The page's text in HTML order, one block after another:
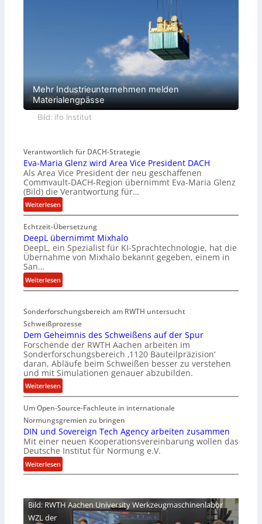
Mehr Industrieunternehmen melden
Materialengpässe
Bild: ifo Institut
Verantwortlich für DACH-Strategie
Eva-Maria Glenz wird Area Vice President DACH
Als Area Vice President der neu geschaffenen
Commvault-DACH-Region übernimmt Eva-Maria Glenz
(Bild) die Verantwortung für…
Weiterlesen:
E
v
a
-
M
a
r
i
G
l
e
n
z
w
i
r
d
r
e
a
V
i
P
Echtzeit-Übersetzung
DeepL übernimmt Mixhalo
DeepL, ein Spezialist für KI-Sprachtechnologie, hat die
Übernahme von Mixhalo bekannt gegeben, einem in
San…
Weiterlesen:
D
e
p
L
ü
b
e
r
n
m
m
t
M
i
x
l
Sonderforschungsbereich am RWTH untersucht
Schweißprozesse
Dem Geheimnis des Schweißens auf der Spur
Forschende der RWTH Aachen arbeiten im
Sonderforschungsbereich ‚1120 Bauteilpräzision‘
daran, Abläufe beim Schweißen besser zu verstehen
und mit Simulationen genauer abzubilden.
Weiterlesen:
D
e
m
G
e
h
e
i
n
i
Um Open-Source-Fachleute in internationale
Normungsgremien zu bringen
DIN und Sovereign Tech Agency arbeiten zusammen
Mit einer neuen Kooperationsvereinbarung wollen das
Deutsche Institut für Normung e.V.
Weiterlesen:
D
N
u
Bild: RWTH Aachen University Werkzeugmaschinenlabor
WZL der